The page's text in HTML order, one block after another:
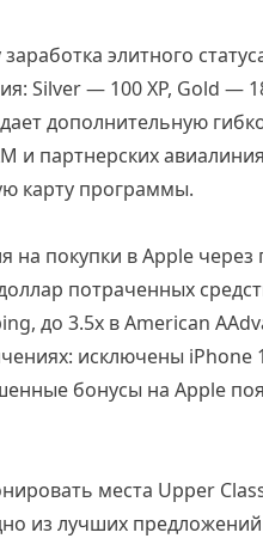
элитного
Silver — 100 XP, Gold —
дополнительную
и партнерских
карту программы.
на покупки в Apple
потраченных
до 3.5x в American
исключены iPhone
бонусы на Apple
места Upper
из лучших